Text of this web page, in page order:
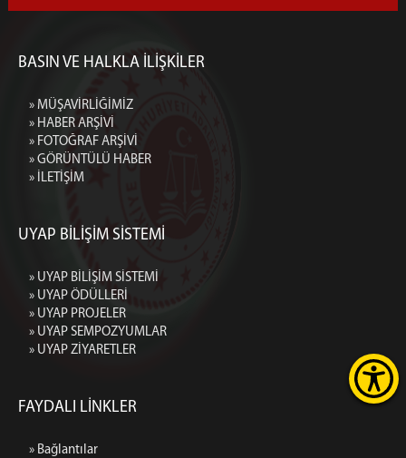
BASIN VE HALKLA İLİŞKİLER
» MÜŞAVİRLİĞİMİZ
» HABER ARŞİVİ
» FOTOĞRAF ARŞİVİ
» GÖRÜNTÜLÜ HABER
» İLETİŞİM
UYAP BİLİŞİM SİSTEMİ
» UYAP BİLİŞİM SİSTEMİ
» UYAP ÖDÜLLERİ
» UYAP PROJELER
» UYAP SEMPOZYUMLAR
» UYAP ZİYARETLER
FAYDALI LİNKLER
» Bağlantılar